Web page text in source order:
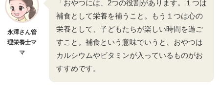
永澤さん管
理栄養士マ
マ
「おやつには、2つの役割があります。１つは
補食として栄養を補うこと。もう１つは心の
栄養として、子どもたちが楽しい時間を過ご
すこと。補食という意味でいうと、おやつは
カルシウムやビタミンが入っているものがお
すすめです。